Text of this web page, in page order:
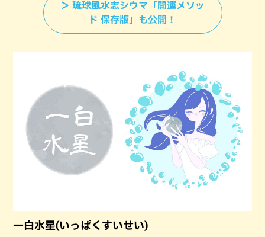
＞ 琉球風水志シウマ「開運メソッ
ド 保存版」も公開！
一白水星(いっぱくすいせい)